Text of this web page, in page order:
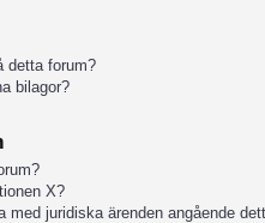
detta forum?
bilagor?
X?
med juridiska ärenden angående